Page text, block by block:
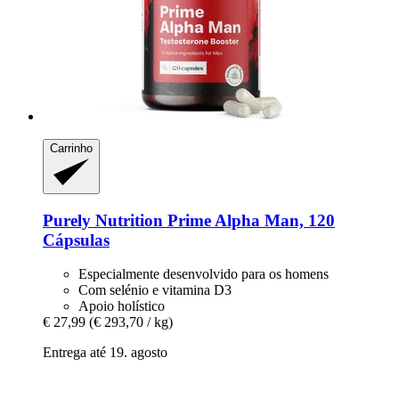
Carrinho
Purely Nutrition Prime Alpha Man, 120
Cápsulas
Especialmente desenvolvido para os homens
Com selénio e vitamina D3
Apoio holístico
€ 27,99 (€ 293,70 / kg)
Entrega até 19. agosto